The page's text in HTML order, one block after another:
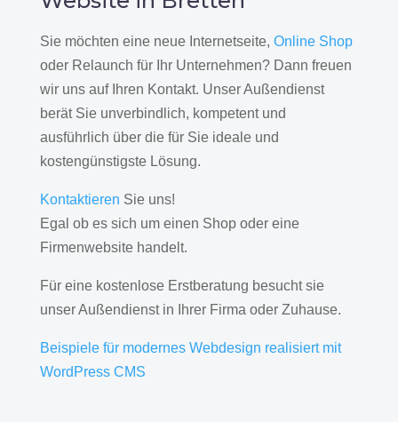
Sie möchten eine neue Internetseite, Online Shop
oder Relaunch für Ihr Unternehmen? Dann freuen
wir uns auf Ihren Kontakt. Unser Außendienst
berät Sie unverbindlich, kompetent und
ausführlich über die für Sie ideale und
kostengünstigste Lösung.
Kontaktieren Sie uns!
Egal ob es sich um einen Shop oder eine
Firmenwebsite handelt.
Für eine kostenlose Erstberatung besucht sie
unser Außendienst in Ihrer Firma oder Zuhause.
Beispiele für modernes Webdesign realisiert mit
WordPress CMS